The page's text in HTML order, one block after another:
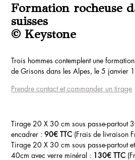
Formation rocheuse
suisses
© Keystone
Trois hommes contemplent une
de Grisons dans les Alpes, le 5 janvier
Prendre contact et commander un tirage
Tirage 20 X 30 cm sous passe-partout
encadrer :90€ TTC (Frais de livraison
Tirage 20 X 30 cm sous passe-partout
40cm avec verre minéral :
130€ TTC